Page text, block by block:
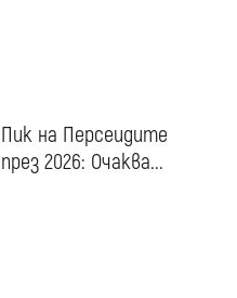
Пик на Персеидите
през 2026: Очаква...